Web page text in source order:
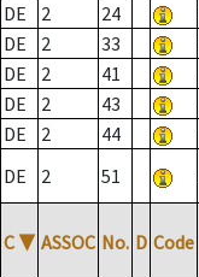
DE
2 24
DE
2 33
DE
2 41
DE
2 43
DE
2 44
DE
2 51
C ▼ ASSOC No. D Code